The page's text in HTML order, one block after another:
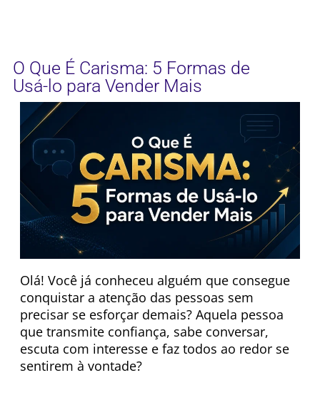
O Que É Carisma: 5 Formas de
Usá-lo para Vender Mais
Olá! Você já conheceu alguém que consegue
conquistar a atenção das pessoas sem
precisar se esforçar demais? Aquela pessoa
que transmite confiança, sabe conversar,
escuta com interesse e faz todos ao redor se
sentirem à vontade?